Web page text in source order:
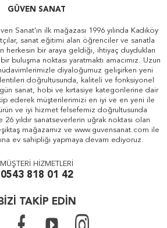
GÜVEN SANAT
Sanat'ın ilk mağazası 1996 yılında Kadıköy
sanat eğitimi alan öğrenciler ve sanatla
herkesin bir araya geldiği, ihtiyaç duydukları
buluşma noktası yaratmaktı amacımız. Uzun
diyaloğumuz gelişirken yeni
doğrultusunda, kaliteli ve fonksiyonel
sanat, hobi ve kırtasiye kategorilerine dair
ederek müşterilerimizi en iyi ve en yeni ile
ve iyi hizmet felsefemiz doğrultusunda
yıldır sanatseverlerin uğrak noktası olan
mağazamız ve www.guvensanat.com ile
ev sahipliği yapmaya devam ediyoruz.
MÜŞTERİ HİZMETLERİ
0543 818 01 42
BİZİ TAKİP EDİN